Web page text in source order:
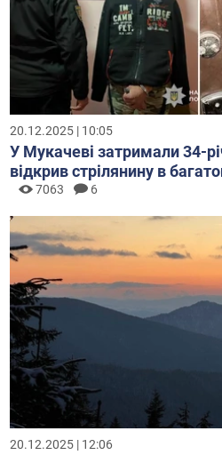
20.12.2025 | 10:05
У Мукачеві затримали 34-
відкрив стрілянину в
7063 6
20.12.2025 | 12:06